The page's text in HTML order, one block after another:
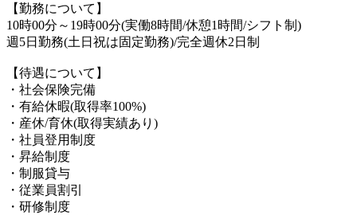
【勤務について】
10時00分～19時00分(実働8時間/休憩1時間/シフト制)
週5日勤務(土日祝は固定勤務)/完全週休2日制
【待遇について】
・社会保険完備
・有給休暇(取得率100%)
・産休/育休(取得実績あり)
・社員登用制度
・昇給制度
・制服貸与
・従業員割引
・研修制度